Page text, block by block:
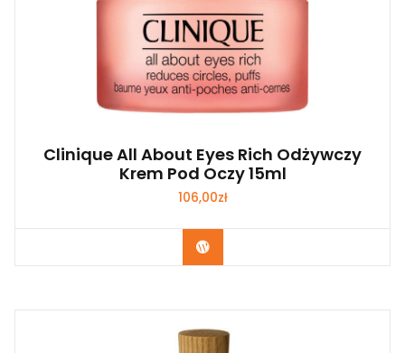
Clinique All About Eyes Rich Odżywczy
Krem Pod Oczy 15ml
106,00zł
Zobacz